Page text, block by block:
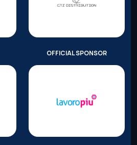
OFFICIAL SPONSOR